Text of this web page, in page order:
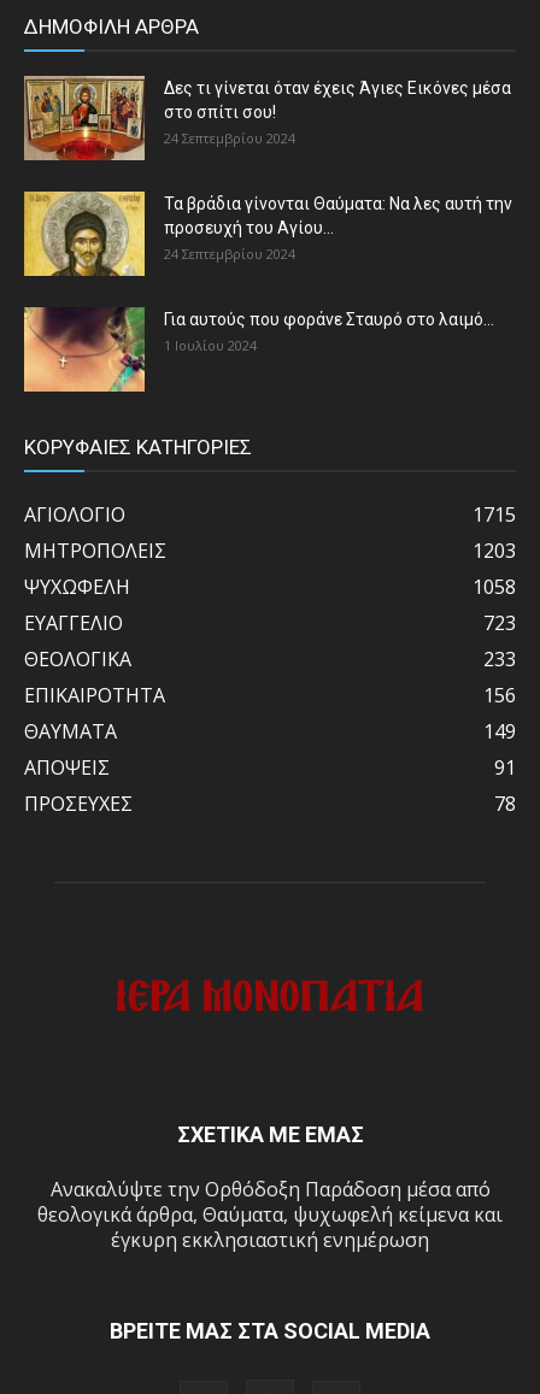
ΔΗΜΟΦΙΛΗ ΑΡΘΡΑ
Δες τι γίνεται όταν έχεις Άγιες Εικόνες μέσα
στο σπίτι σου!
24 Σεπτεμβρίου 2024
Τα βράδια γίνονται Θαύματα: Να λες αυτή την
προσευχή του Αγίου...
24 Σεπτεμβρίου 2024
Για αυτούς που φοράνε Σταυρό στο λαιμό…
1 Ιουλίου 2024
ΚΟΡΥΦΑΙΕΣ ΚΑΤΗΓΟΡΙΕΣ
ΑΓΙΟΛΟΓΙΟ
1715
ΜΗΤΡΟΠΟΛΕΙΣ
1203
ΨΥΧΩΦΕΛΗ
1058
ΕΥΑΓΓΕΛΙΟ
723
ΘΕΟΛΟΓΙΚΑ
233
ΕΠΙΚΑΙΡΟΤΗΤΑ
156
ΘΑΥΜΑΤΑ
149
ΑΠΟΨΕΙΣ
91
ΠΡΟΣΕΥΧΕΣ
78
ΣΧΕΤΙΚΑ ΜΕ ΕΜΑΣ
Ανακαλύψτε την Ορθόδοξη Παράδοση μέσα από
θεολογικά άρθρα, Θαύματα, ψυχωφελή κείμενα και
έγκυρη εκκλησιαστική ενημέρωση
ΒΡΕΙΤΕ ΜΑΣ ΣΤΑ SOCIAL MEDIA